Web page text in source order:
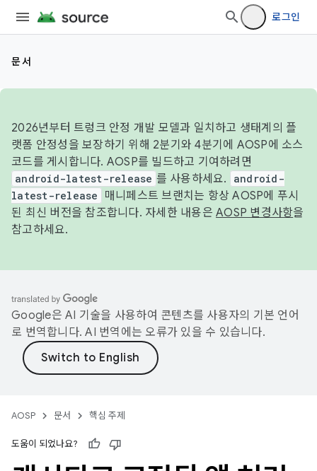
로그인
문서
2026년부터 트렁크 안정 개발 모델과 일치하고 생태계의 플
랫폼 안정성을 보장하기 위해 2분기와 4분기에 AOSP에 소스
코드를 게시합니다. AOSP를 빌드하고 기여하려면
android-latest-release 를 사용하세요.
android-
latest-release
매니페스트 브랜치는 항상 AOSP에 푸시
된 최신 버전을 참조합니다. 자세한 내용은 AOSP 변경사항을
참고하세요.
Google은 AI 기술을 사용하여 콘텐츠를 사용자의 기본 언어
로 번역합니다. AI 번역에는 오류가 있을 수 있습니다.
AOSP 문서 핵심 주제
도움이 되었나요?